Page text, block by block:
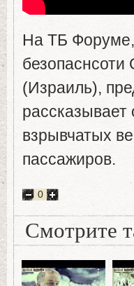
На ТБ Форуме,
(Израиль),
рассказывает
взрывчатых
пассажиров.
0
Смотрите